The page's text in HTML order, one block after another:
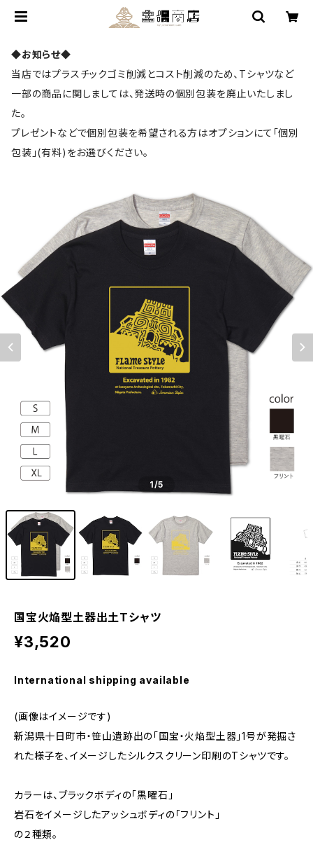
◆お知らせ◆
当店ではプラスチックゴミ削減とコスト削減のため、Tシャツなど
一部の商品に関しましては、発送時の個別包装を廃止いたしまし
た。
プレゼントなどで個別包装を希望される方はオプションにて「個別
包装」(有料)をお選びください。
1/5
国宝火焔型土器出土Tシャツ
¥3,520
International shipping available
(画像はイメージです)
新潟県十日町市・笹山遺跡出の「国宝・火焔型土器」1号が発掘さ
れた様子を、イメージしたシルクスクリーン印刷のTシャツです。
カラーは、ブラックボディの「黒曜石」
岩石をイメージしたアッシュボディの「フリント」
の２種類。